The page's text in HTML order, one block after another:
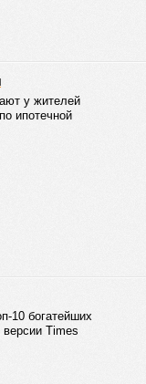
у жителей
ипотечной
10 богатейших
Times